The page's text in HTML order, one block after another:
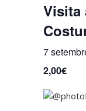
Visita
7
2,00€